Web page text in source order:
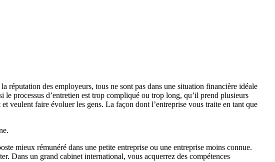
réputation des employeurs, tous ne sont pas dans une situation financière idéale
processus d’entretien est trop compliqué ou trop long, qu’il prend plusieurs
veulent faire évoluer les gens. La façon dont l’entreprise vous traite en tant que
mieux rémunéré dans une petite entreprise ou une entreprise moins connue.
Dans un grand cabinet international, vous acquerrez des compétences